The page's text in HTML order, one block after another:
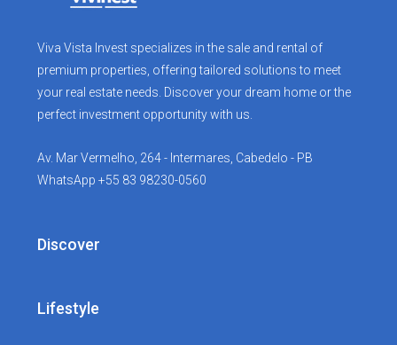
Viva Vista Invest specializes in the sale and rental of
premium properties, offering tailored solutions to meet
your real estate needs. Discover your dream home or the
perfect investment opportunity with us.
Av. Mar Vermelho, 264 - Intermares, Cabedelo - PB
WhatsApp +55 83 98230-0560
Discover
Lifestyle